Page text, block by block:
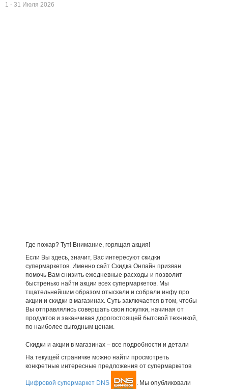
1 - 31 Июля 2026
Где пожар? Тут! Внимание, горящая акция!
Если Вы здесь, значит, Вас интересуют скидки
супермаркетов. Именно сайт Скидка Онлайн призван
помочь Вам снизить ежедневные расходы и позволит
быстренько найти акции всех супермаркетов. Мы
тщательнейшим образом отыскали и собрали инфу про
акции и скидки в магазинах. Суть заключается в том, чтобы
Вы отправлялись совершать свои покупки, начиная от
продуктов и заканчивая дорогостоящей бытовой техникой,
по наиболее выгодным ценам.
Скидки и акции в магазинах – все подробности и детали
На текущей страничке можно найти просмотреть
конкретные интересные предложения от супермаркетов
Цифровой супермаркет DNS . Мы опубликовали